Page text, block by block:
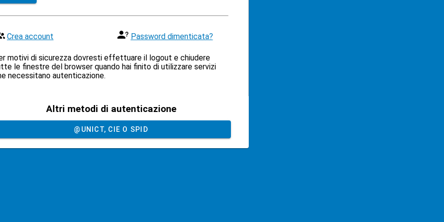
Crea account Password dimenticata?
motivi di sicurezza dovresti effettuare il logout e chiudere
le finestre del browser quando hai finito di utilizzare servizi
necessitano autenticazione.
Altri metodi di autenticazione
@UNICT, CIE O SPID